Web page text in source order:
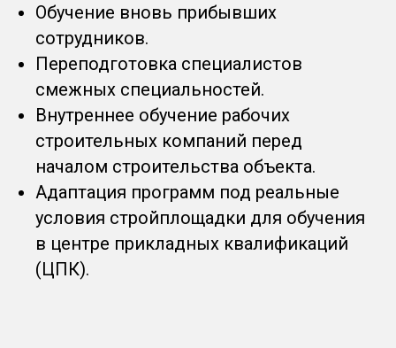
Обучение вновь прибывших
сотрудников.
Переподготовка специалистов
смежных специальностей.
Внутреннее обучение рабочих
строительных компаний перед
началом строительства объекта.
Адаптация программ под реальные
условия стройплощадки для обучения
в центре прикладных квалификаций
(ЦПК).